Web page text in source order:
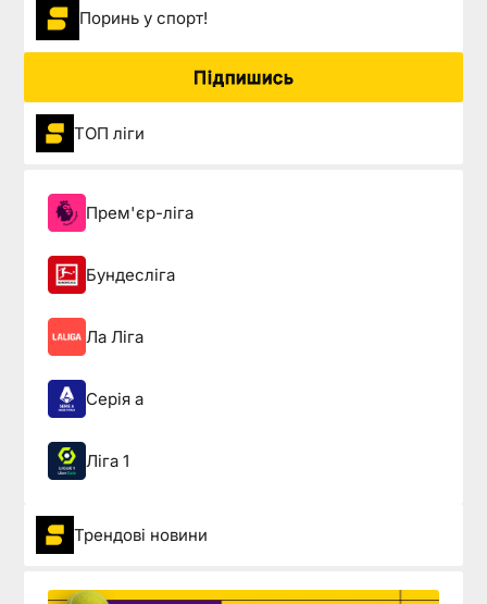
Поринь у спорт!
Підпишись
ТОП ліги
Прем'єр-ліга
Бундесліга
Ла Ліга
Серія а
Ліга 1
Трендові новини